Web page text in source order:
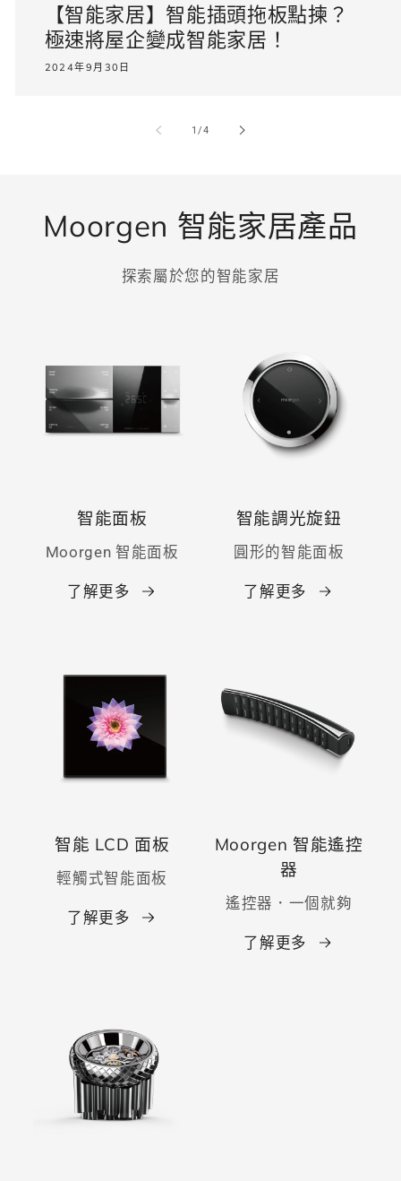
【智能家居】智能插頭拖板點揀？
極速將屋企變成智能家居！
2024年9月30日
1//4
Moorgen 智能家居產品
探索屬於您的智能家居
智能面板
Moorgen 智能面板
了解更多
智能調光旋鈕
圓形的智能面板
了解更多
智能 LCD 面板
輕觸式智能面板
了解更多
Moorgen 智能遙控
器
遙控器．一個就夠
了解更多